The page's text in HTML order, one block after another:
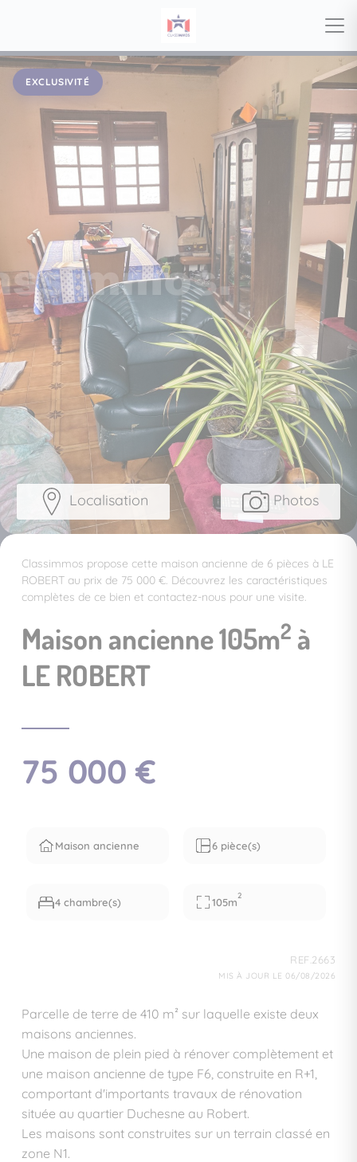
EXCLUSIVITÉ
Photos
Localisation
Classimmos propose cette maison ancienne de 6 pièces à LE
ROBERT au prix de 75 000 €. Découvrez les caractéristiques
complètes de ce bien et contactez-nous pour une visite.
Maison ancienne 105m2 à
LE ROBERT
75 000 €
Maison ancienne 6 pièce(s)
4 chambre(s) 105m
2
REF.2663
MIS À JOUR LE 06/08/2026
Parcelle de terre de 410 m² sur laquelle existe deux
maisons anciennes.
Une maison de plein pied à rénover complètement et
une maison ancienne de type F6, construite en R+1,
comportant d'importants travaux de rénovation
située au quartier Duchesne au Robert.
Les maisons sont construites sur un terrain classé en
zone N1.